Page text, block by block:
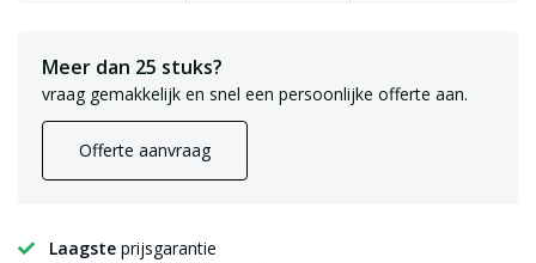
Meer dan 25 stuks?
vraag gemakkelijk en snel een persoonlijke offerte aan.
Offerte aanvraag
Laagste prijsgarantie